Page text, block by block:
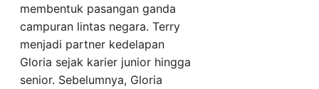
membentuk pasangan ganda
campuran lintas negara. Terry
menjadi partner kedelapan
Gloria sejak karier junior hingga
senior. Sebelumnya, Gloria